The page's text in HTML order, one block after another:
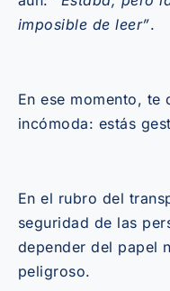
imposible de leer”.
En ese momento, te
incómoda: estás
En el rubro del
seguridad de las
depender del papel
peligroso.